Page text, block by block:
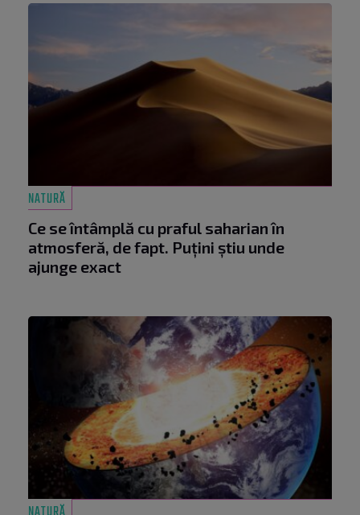
NATURĂ
Ce se întâmplă cu praful saharian în
atmosferă, de fapt. Puțini știu unde
ajunge exact